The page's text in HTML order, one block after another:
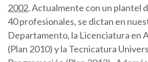
2002. Actualmente con un plantel
40 profesionales, se dictan en
Departamento, la Licenciatura en
(Plan 2010) y la Tecnicatura